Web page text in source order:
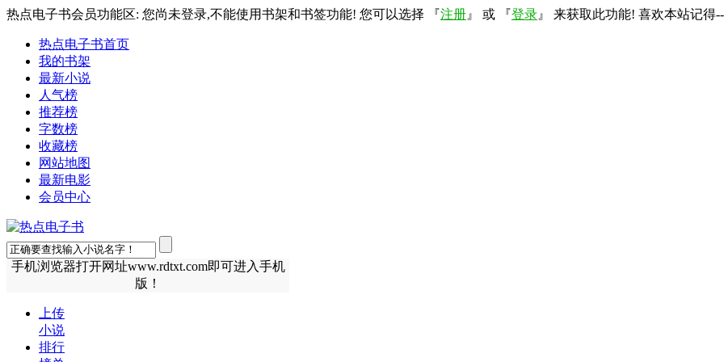
热点电子书会员功能区: 您尚未登录,不能使用书架和书签功能! 您可以选择 『注册 』 或 『登录 』 来获取此功能! 喜欢本站记得
热点电子书首页
我的书架
最新小说
人气榜
推荐榜
字数榜
收藏榜
网站地图
最新电影
会员中心
手机浏览器打开网址www.rdtxt.com即可进入手机
版！
上传
小说
排行